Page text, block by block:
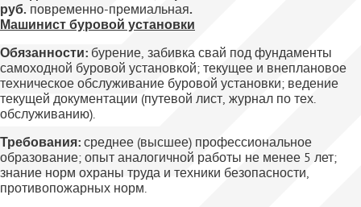
руб. повременно-премиальная.
Машинист буровой установки
Обязанности: бурение, забивка свай под фундаменты
самоходной буровой установкой; текущее и внеплановое
техническое обслуживание буровой установки; ведение
текущей документации (путевой лист, журнал по тех.
обслуживанию).
Требования: среднее (высшее) профессиональное
образование; опыт аналогичной работы не менее 5 лет;
знание норм охраны труда и техники безопасности,
противопожарных норм.